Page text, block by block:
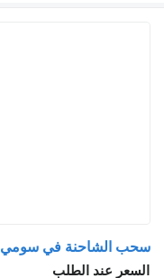
سحب الشاحنة في سومي
السعر عند الطلب